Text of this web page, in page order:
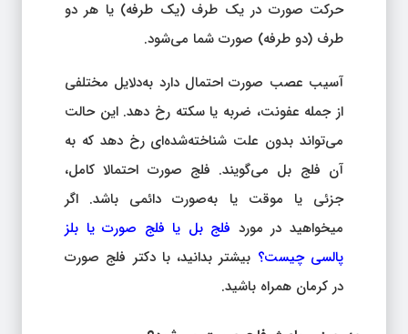
حرکت صورت در یک طرف (یک طرفه) یا هر دو
طرف (دو طرفه) صورت شما می‌شود.
آسیب عصب صورت احتمال دارد به‌دلایل مختلفی
از جمله عفونت، ضربه یا سکته رخ دهد. این حالت
می‌تواند بدون علت شناخته‌شده‌ای رخ دهد که به
آن فلج بل می‌گویند. فلج صورت احتمالا کامل،
جزئی یا موقت یا به‌صورت دائمی باشد. اگر
می‎خواهید در مورد
فلج بل یا فلج صورت یا بلز
پالسی چیست؟ بیشتر بدانید، با دکتر فلج صورت
در کرمان همراه باشید.